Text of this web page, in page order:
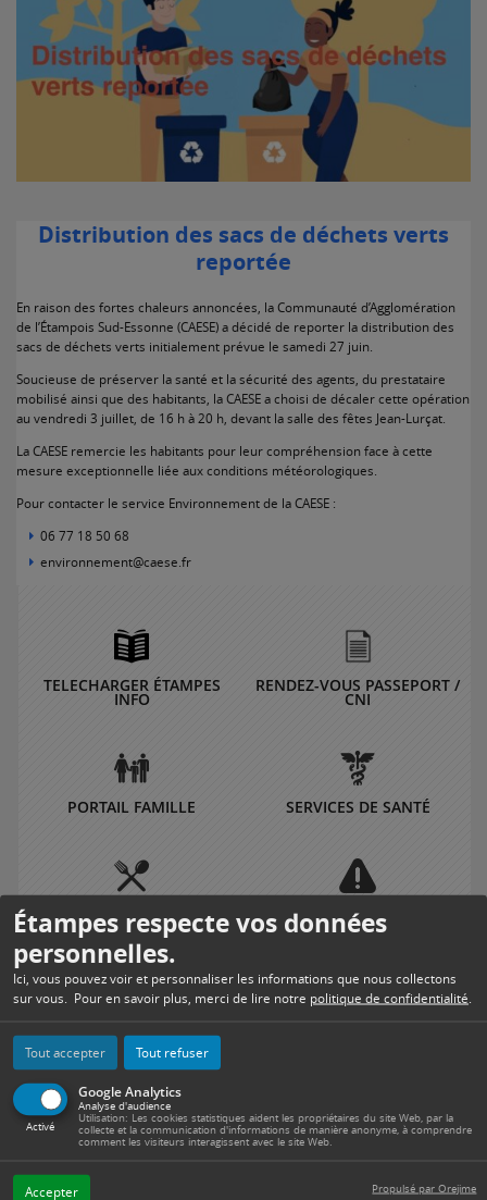
Étampes respecte vos données
personnelles.
Ici, vous pouvez voir et personnaliser les informations que nous collectons
sur vous. Pour en savoir plus, merci de lire notre politique de confidentialité
Tout accepter Tout refuser
Google Analytics
Activé
Analyse d'audience
Utilisation: Les cookies statistiques aident les propriétaires du site Web, par la
collecte et la communication d'informations de manière anonyme, à comprendre
comment les visiteurs interagissent avec le site Web.
Accepter Propulsé par Orejime
Distribution des sacs de déchets verts
reportée
En raison des fortes chaleurs annoncées, la Communauté d’Agglomération
de l’Étampois Sud-Essonne (CAESE) a décidé de reporter la distribution des
sacs de déchets verts initialement prévue le samedi 27 juin.
Soucieuse de préserver la santé et la sécurité des agents, du prestataire
mobilisé ainsi que des habitants, la CAESE a choisi de décaler cette opération
au vendredi 3 juillet, de 16 h à 20 h, devant la salle des fêtes Jean-Lurçat.
La CAESE remercie les habitants pour leur compréhension face à cette
mesure exceptionnelle liée aux conditions météorologiques.
Pour contacter le service Environnement de la CAESE :
06 77 18 50 68
environnement@caese.fr
TELECHARGER ÉTAMPES
INFO
RENDEZ-VOUS PASSEPORT /
CNI
PORTAIL FAMILLE SERVICES DE SANTÉ
MENUS SCOLAIRES TRAVAUX